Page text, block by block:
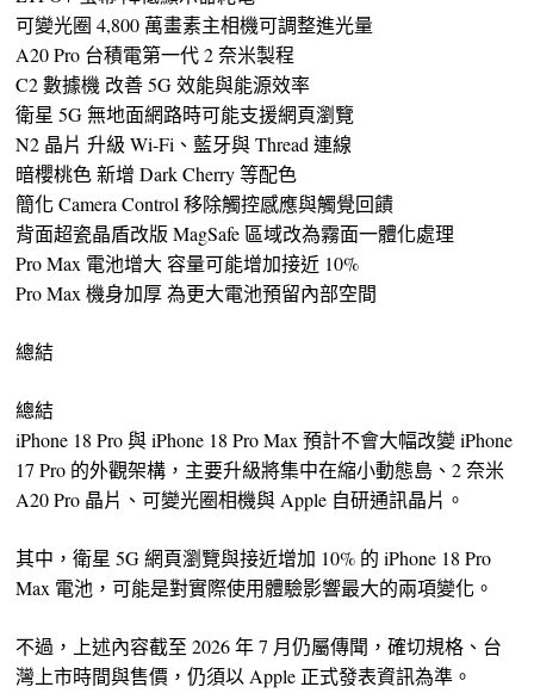
可變光圈 4,800 萬畫素主相機可調整進光量
A20 Pro 台積電第一代 2 奈米製程
C2 數據機 改善 5G 效能與能源效率
衛星 5G 無地面網路時可能支援網頁瀏覽
N2 晶片 升級 Wi-Fi、藍牙與 Thread 連線
暗櫻桃色 新增 Dark Cherry 等配色
簡化 Camera Control 移除觸控感應與觸覺回饋
背面超瓷晶盾改版 MagSafe 區域改為霧面一體化處理
Pro Max 電池增大 容量可能增加接近 10%
Pro Max 機身加厚 為更大電池預留內部空間
總結
總結
iPhone 18 Pro 與 iPhone 18 Pro Max 預計不會大幅改變 iPhone
17 Pro 的外觀架構，主要升級將集中在縮小動態島、2 奈米
A20 Pro 晶片、可變光圈相機與 Apple 自研通訊晶片。
其中，衛星 5G 網頁瀏覽與接近增加 10% 的 iPhone 18 Pro
Max 電池，可能是對實際使用體驗影響最大的兩項變化。
不過，上述內容截至 2026 年 7 月仍屬傳聞，確切規格、台
灣上市時間與售價，仍須以 Apple 正式發表資訊為準。